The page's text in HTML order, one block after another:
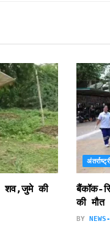
शव,जुमे की
बैंकॉक-
की
BY